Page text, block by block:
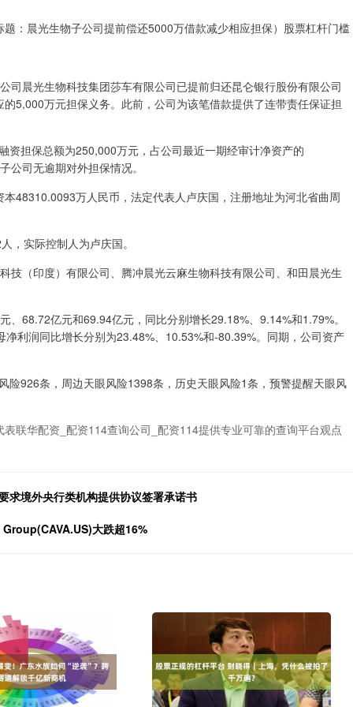
题：晨光生物子公司提前偿还5000万借款减少相应担保）股票杠杆门槛
晨光生物科技集团莎车有限公司已提前归还昆仑银行股份有限公司
5,000万元担保义务。此前，公司为该笔借款提供了连带责任保证担
担保总额为250,000万元，占公司最近一期经审计净资产的
公司无逾期对外担保情况。
48310.0093万人民币，法定代表人卢庆国，注册地址为河北省曲周
，实际控制人为卢庆国。
技（印度）有限公司、腾冲晨光云麻生物科技有限公司、和田晨光生
68.72亿元和69.94亿元，同比分别增长29.18%、9.14%和1.79%。
利润同比增长分别为23.48%、10.53%和-80.39%。同期，公司资产
险926条，周边天眼风险1398条，历史天眼风险1条，预警提醒天眼风
联华配资_配资114查询公司_配资114提供专业可靠的查询平台观点
求境外央行类机构提供协议签署承诺书
大跌超16%